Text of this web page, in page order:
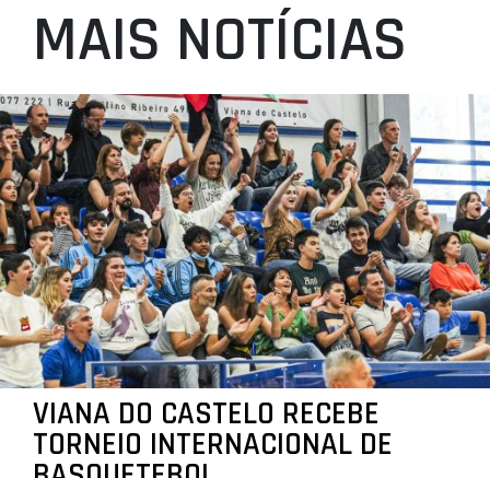
MAIS NOTÍCIAS
VIANA DO CASTELO RECEBE
TORNEIO INTERNACIONAL DE